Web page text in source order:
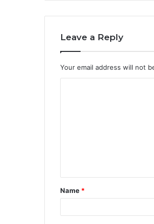
Leave a Reply
Your email address will not
t
*
Name *